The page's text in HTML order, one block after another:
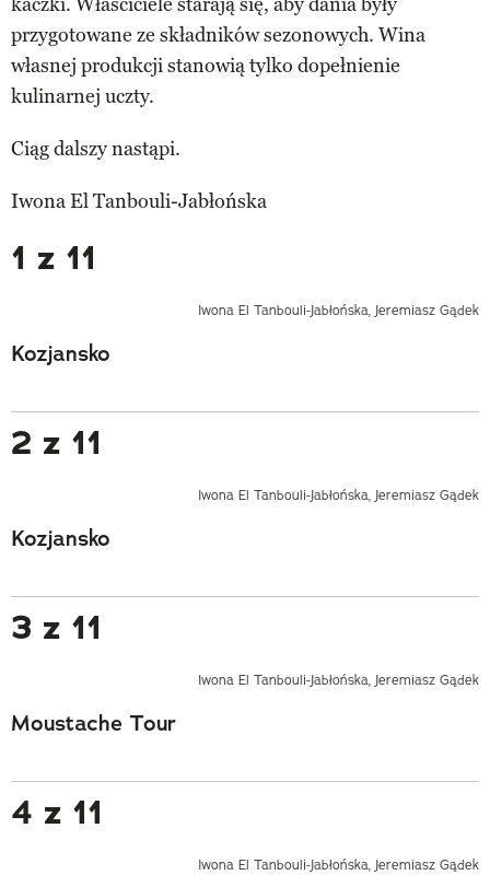
przygotowane ze składników sezonowych. Wina
własnej produkcji stanowią tylko dopełnienie
kulinarnej uczty.
Ciąg dalszy nastąpi.
Iwona El Tanbouli-Jabłońska
1 z 11
Iwona El Tanbouli-Jabłońska, Jeremiasz Gądek
Kozjansko
2 z 11
Iwona El Tanbouli-Jabłońska, Jeremiasz Gądek
Kozjansko
3 z 11
Iwona El Tanbouli-Jabłońska, Jeremiasz Gądek
Moustache Tour
4 z 11
Iwona El Tanbouli-Jabłońska, Jeremiasz Gądek